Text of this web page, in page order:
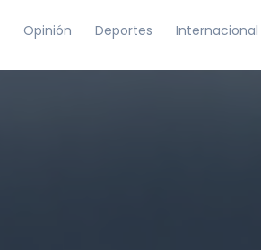
Opinión Deportes Internacional